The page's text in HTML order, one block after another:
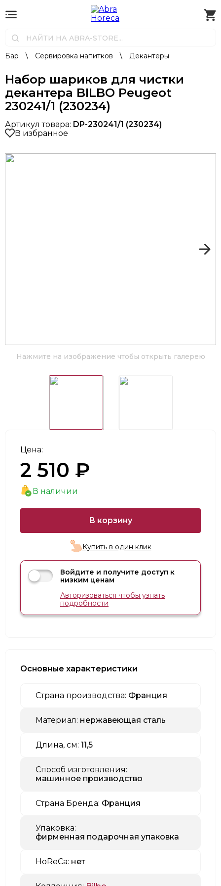
Бар \ Сервировка напитков \ Декантеры
Набор шариков для чистки
декантера BILBO Peugeot
230241/1 (230234)
Артикул товара: DP-230241/1 (230234)
В избранное
Нажмите на изображение чтобы открыть галерею
Цена:
2 510 ₽
В наличии
В корзину
Купить в один клик
Войдите и получите доступ к
низким ценам
Авторизоваться чтобы узнать
подробности
Основные характеристики
Страна производства: Франция
Материал: нержавеющая сталь
Длина, см: 11,5
Способ изготовления:
машинное производство
Страна Бренда: Франция
Упаковка:
фирменная подарочная упаковка
HoReCa: нет